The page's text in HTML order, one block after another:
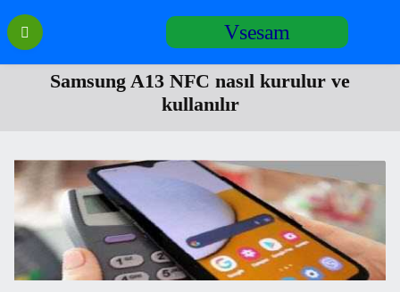
Перейти
содержанию
Vsesam
Samsung A13 NFC nasıl kurulur ve
kullanılır